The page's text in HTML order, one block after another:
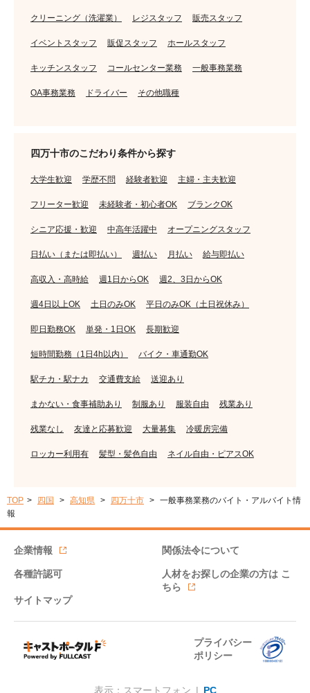
クリーニング（洗濯業） レジスタッフ 販売スタッフ
イベントスタッフ 販促スタッフ ホールスタッフ
キッチンスタッフ コールセンター業務 一般事務業務
OA事務業務 ドライバー その他職種
四万十市のこだわり条件から探す
大学生歓迎 学歴不問 経験者歓迎 主婦・主夫歓迎
フリーター歓迎 未経験者・初心者OK ブランクOK
シニア応援・歓迎 中高年活躍中 オープニングスタッフ
日払い（または即払い） 週払い 月払い 給与即払い
高収入・高時給 週1日からOK 週2、3日からOK
週4日以上OK 土日のみOK 平日のみOK（土日祝休み）
即日勤務OK 単発・1日OK 長期歓迎
短時間勤務（1日4h以内） バイク・車通勤OK
駅チカ・駅ナカ 交通費支給 送迎あり
まかない・食事補助あり 制服あり 服装自由 残業あり
残業なし 友達と応募歓迎 大量募集 冷暖房完備
ロッカー利用有 髪型・髪色自由 ネイル自由・ピアスOK
TOP 四国 高知県 四万十市
一般事務業務のバイト・アルバイト情
報
企業情報 関係法令について
各種許認可 人材をお探しの企業の方は こ
ちら
サイトマップ
プライバシー
ポリシー
表示：スマートフォン | PC